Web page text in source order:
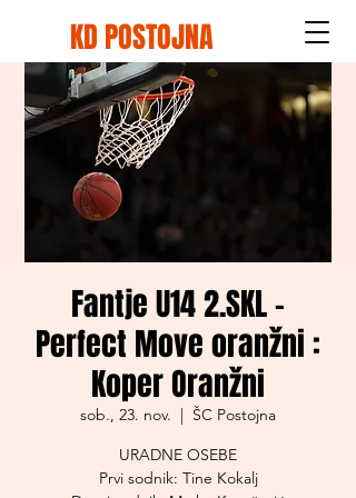
KD POSTOJNA
Fantje U14 2.SKL -
Perfect Move oranžni :
Koper Oranžni
sob., 23. nov.
  |
ŠC Postojna
URADNE OSEBE
Prvi sodnik: Tine Kokalj